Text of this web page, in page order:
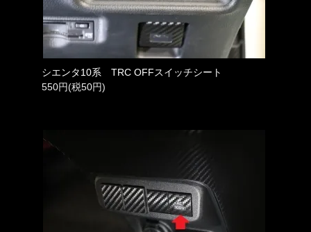
シエンタ10系 TRC OFFスイッチシート
550円(税50円)